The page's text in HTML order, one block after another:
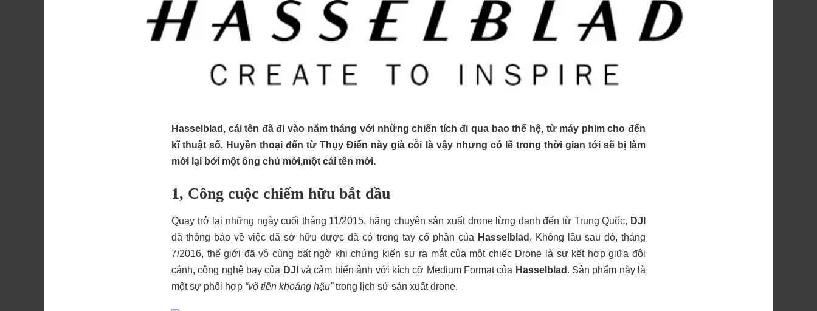
Hasselblad, cái tên đã đi vào năm tháng với những chiến tích đi qua bao thế hệ, từ máy phim cho đến
kĩ thuật số. Huyền thoại đến từ Thụy Điển này già cỗi là vậy nhưng có lẽ trong thời gian tới sẽ bị làm
mới lại bởi một ông chủ mới,một cái tên mới.
1, Công cuộc chiếm hữu bắt đầu
Quay trở lại những ngày cuối tháng 11/2015, hãng chuyên sản xuất drone lừng danh đến từ Trung Quốc, DJI
đã thông báo về việc đã sở hữu được đã có trong tay cổ phần của Hasselblad . Không lâu sau đó, tháng
7/2016, thế giới đã vô cùng bất ngờ khi chứng kiến sự ra mắt của một chiếc Drone là sự kết hợp giữa đôi
cánh, công nghệ bay của DJI và cảm biến ảnh với kích cỡ Medium Format của Hasselblad . Sản phẩm này là
một sự phối hợp “vô tiền khoáng hậu”trong lịch sử sản xuất drone.